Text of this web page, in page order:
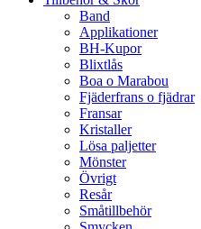
Band
Applikationer
BH-Kupor
Blixtlås
Boa o Marabou
Fjäderfrans o fjädrar
Fransar
Kristaller
Lösa paljetter
Mönster
Övrigt
Resår
Småtillbehör